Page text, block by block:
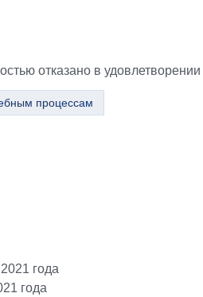
отказано в
процессам
года
года